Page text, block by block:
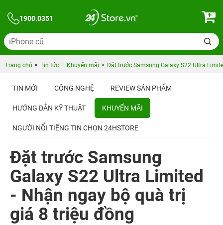
1900.0351
Trang chủ Tin tức Khuyến mãi Đặt trước Samsung Galaxy S22 Ultra
TIN MỚI CÔNG NGHỆ REVIEW SẢN PHẨM
HƯỚNG DẪN KỸ THUẬT KHUYẾN MÃI
NGƯỜI NỔI TIẾNG TIN CHỌN 24HSTORE
Đặt trước Samsung
Galaxy S22 Ultra Limited
- Nhận ngay bộ quà trị
giá 8 triệu đồng